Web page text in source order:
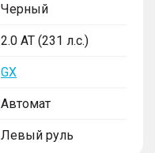
Черный
2.0 AT (231 л.с.)
GX
Автомат
Левый руль